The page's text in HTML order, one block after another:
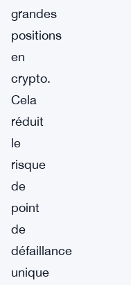
grandes
positions
en
crypto.
Cela
réduit
le
risque
de
point
de
défaillance
unique